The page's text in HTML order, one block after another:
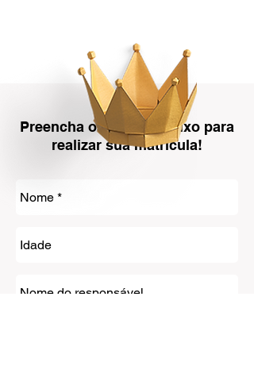
Preencha os dados abaixo para
realizar sua matrícula!